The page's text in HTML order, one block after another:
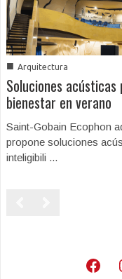
■ Arquitectura
Soluciones
bienestar en verano
Saint-Gobain Ecophon
propone soluciones
inteligibili ...